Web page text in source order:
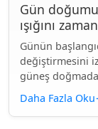
Gün
ışığını
Günün
değiştirmesini
güneş
Daha Fazla Oku